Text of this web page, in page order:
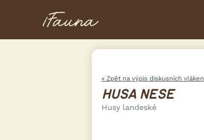
« Zpět na výpis diskusních vláken
HUSA NESE
Husy landeské